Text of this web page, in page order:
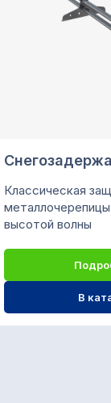
Классическая
высотой волны
В